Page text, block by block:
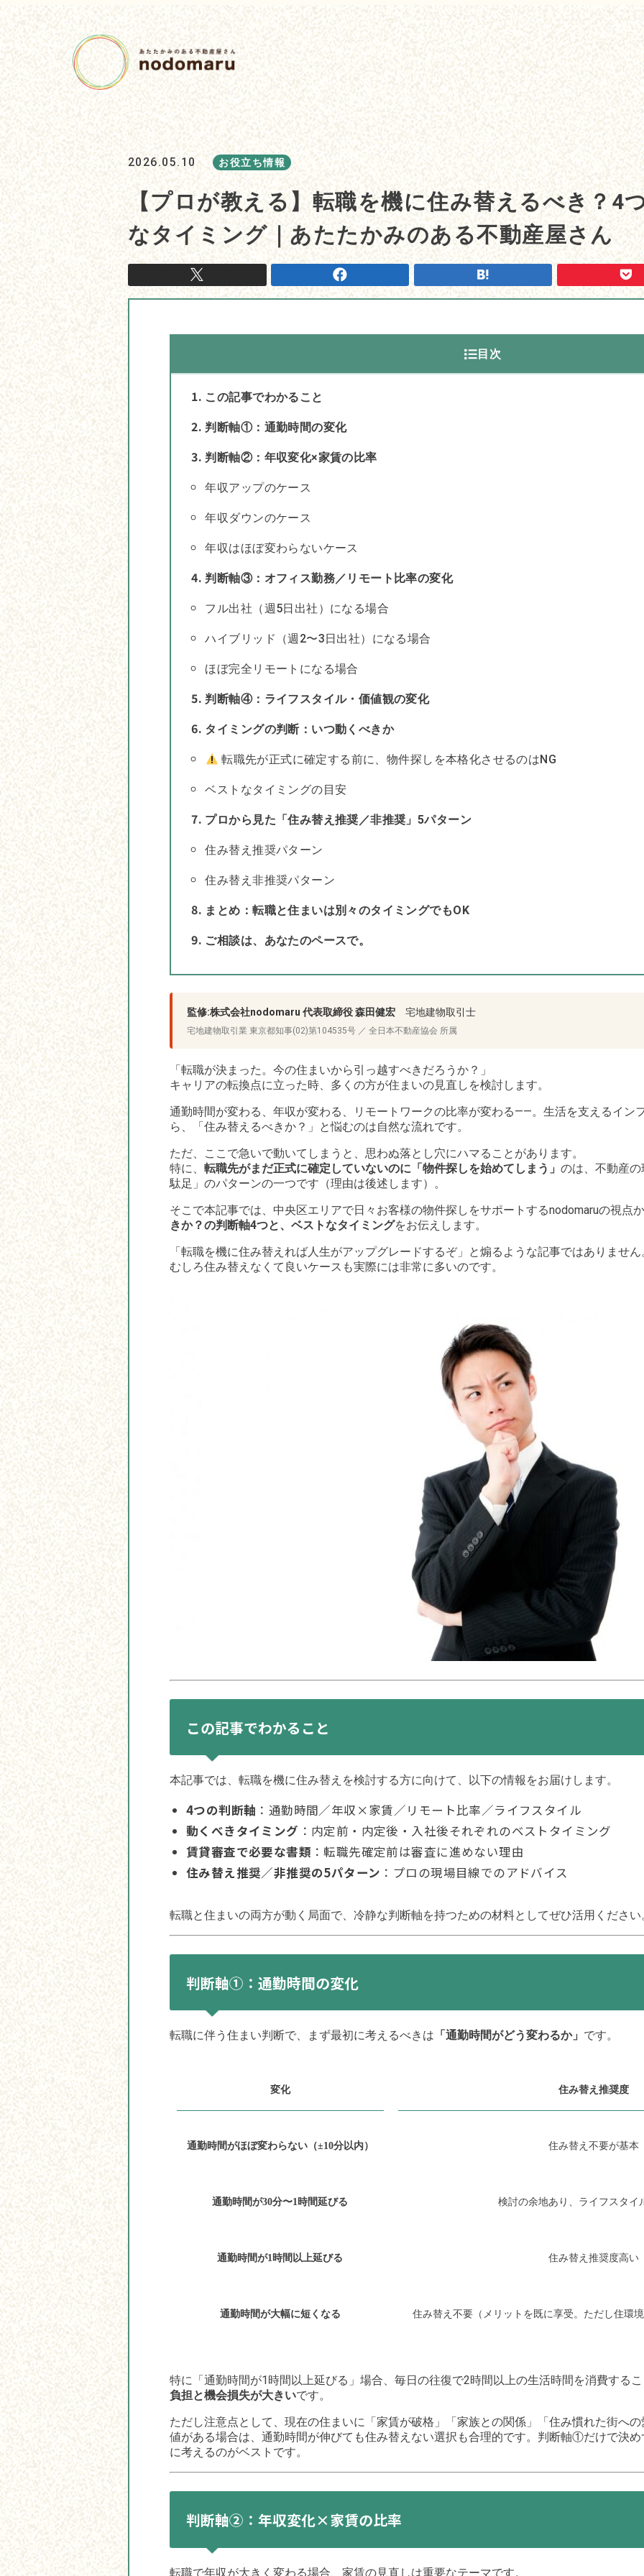
2026.05.10 お役立ち情報
【プロが教える】転職を機に住み替えるべき？4
なタイミング｜あたたかみのある不動産屋さん
目次
この記事でわかること
判断軸①：通勤時間の変化
判断軸②：年収変化×家賃の比率
年収アップのケース
年収ダウンのケース
年収はほぼ変わらないケース
判断軸③：オフィス勤務／リモート比率の変化
フル出社（週5日出社）になる場合
ハイブリッド（週2〜3日出社）になる場合
ほぼ完全リモートになる場合
判断軸④：ライフスタイル・価値観の変化
タイミングの判断：いつ動くべきか
転職先が正式に確定する前に、物件探しを本格化させるのはNG
ベストなタイミングの目安
プロから見た「住み替え推奨／非推奨」5パターン
住み替え推奨パターン
住み替え非推奨パターン
まとめ：転職と住まいは別々のタイミングでもOK
ご相談は、あなたのペースで。
監修:株式会社nodomaru 代表取締役 森田健宏宅地建物取引士
宅地建物取引業 東京都知事(02)第104535号 ／ 全日本不動産協会 所属
「転職が決まった。今の住まいから引っ越すべきだろうか？」
キャリアの転換点に立った時、多くの方が住まいの見直しを検討します。
通勤時間が変わる、年収が変わる、リモートワークの比率が変わる——。生活を支えるイン
ら、「住み替えるべきか？」と悩むのは自然な流れです。
ただ、ここで急いで動いてしまうと、思わぬ落とし穴にハマることがあります。
特に、 転職先がまだ正式に確定していないのに「物件探しを始めてしまう」 のは、不動産
駄足」のパターンの一つです（理由は後述します）。
そこで本記事では、中央区エリアで日々お客様の物件探しをサポートするnodomaruの視点
きか？の判断軸4つと、ベストなタイミングをお伝えします。
「転職を機に住み替えれば人生がアップグレードするぞ」と煽るような記事ではありません
むしろ住み替えなくて良いケースも実際には非常に多いのです。
この記事でわかること
本記事では、転職を機に住み替えを検討する方に向けて、以下の情報をお届けします。
4つの判断軸 ：通勤時間／年収×家賃／リモート比率／ライフスタイル
動くべきタイミング ：内定前・内定後・入社後それぞれのベストタイミング
賃貸審査で必要な書類 ：転職先確定前は審査に進めない理由
住み替え推奨／非推奨の5パターン ：プロの現場目線でのアドバイス
転職と住まいの両方が動く局面で、冷静な判断軸を持つための材料としてぜひ活用ください
判断軸①：通勤時間の変化
転職に伴う住まい判断で、まず最初に考えるべきは 「通勤時間がどう変わるか」 です。
変化 住み替え推奨度
通勤時間がほぼ変わらない（±10分以内） 住み替え不要が基本
通勤時間が30分〜1時間延びる 検討の余地あり、ライフスタイ
通勤時間が1時間以上延びる 住み替え推奨度高い
通勤時間が大幅に短くなる 住み替え不要（メリットを既に享受。ただし住環
特に「通勤時間が1時間以上延びる」場合、毎日の往復で2時間以上の生活時間を消費する
負担と機会損失が大きいです。
ただし注意点として、現在の住まいに「家賃が破格」「家族との関係」「住み慣れた街へ
値がある場合は、通勤時間が伸びても住み替えない選択も合理的です。判断軸①だけで決
に考えるのがベストです。
判断軸②：年収変化×家賃の比率
転職で年収が大きく変わる場合、家賃の見直しは重要なテーマです。